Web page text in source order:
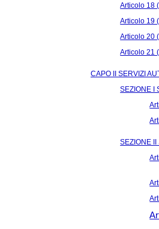
Articolo 18
Articolo 19
Articolo 20
Articolo 21
CAPO II SERVIZI
SEZIONE I
SEZIONE